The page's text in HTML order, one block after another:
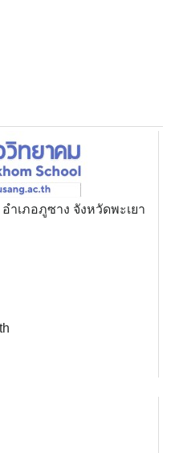
ำเภอภูซาง จังหวัดพะเยา